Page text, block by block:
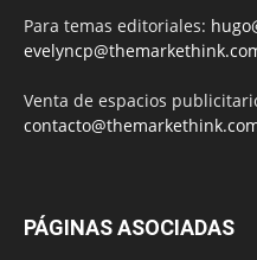
Para temas editoriales:
Venta de espacios
PÁGINAS ASOCIADAS